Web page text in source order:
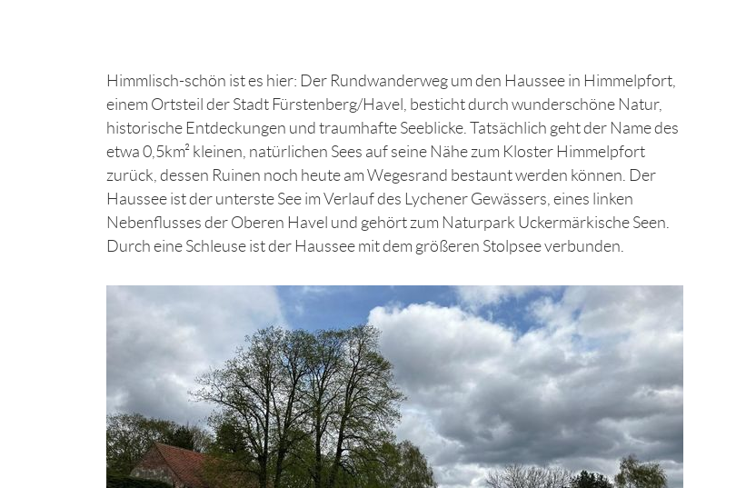
Himmlisch-schön ist es hier: Der Rundwanderweg um den Haussee in Himmelpfort,
einem Ortsteil der Stadt Fürstenberg/Havel, besticht durch wunderschöne Natur,
historische Entdeckungen und traumhafte Seeblicke. Tatsächlich geht der Name des
etwa 0,5km² kleinen, natürlichen Sees auf seine Nähe zum Kloster Himmelpfort
zurück, dessen Ruinen noch heute am Wegesrand bestaunt werden können. Der
Haussee ist der unterste See im Verlauf des Lychener Gewässers, eines linken
Nebenflusses der Oberen Havel und gehört zum Naturpark Uckermärkische Seen.
Durch eine Schleuse ist der Haussee mit dem größeren Stolpsee verbunden.